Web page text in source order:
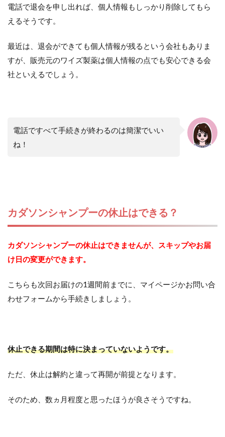
電話で退会を申し出れば、個人情報もしっかり削除してもら
えるそうです。
最近は、退会ができても個人情報が残るという会社もありま
すが、販売元のワイズ製薬は個人情報の点でも安心できる会
社といえるでしょう。
電話ですべて手続きが終わるのは簡潔でいい
ね！
カダソンシャンプーの休止はできる？
カダソンシャンプーの休止はできませんが、スキップやお届
け日の変更ができます。
こちらも次回お届けの1週間前までに、マイページかお問い合
わせフォームから手続きしましょう。
休止できる期間は特に決まっていないようです。
ただ、休止は解約と違って再開が前提となります。
そのため、数ヵ月程度と思ったほうが良さそうですね。